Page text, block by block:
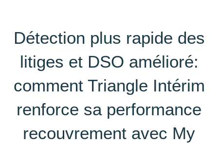
Détection plus rapide des
litiges et DSO amélioré:
comment Triangle Intérim
renforce sa performance
recouvrement avec My